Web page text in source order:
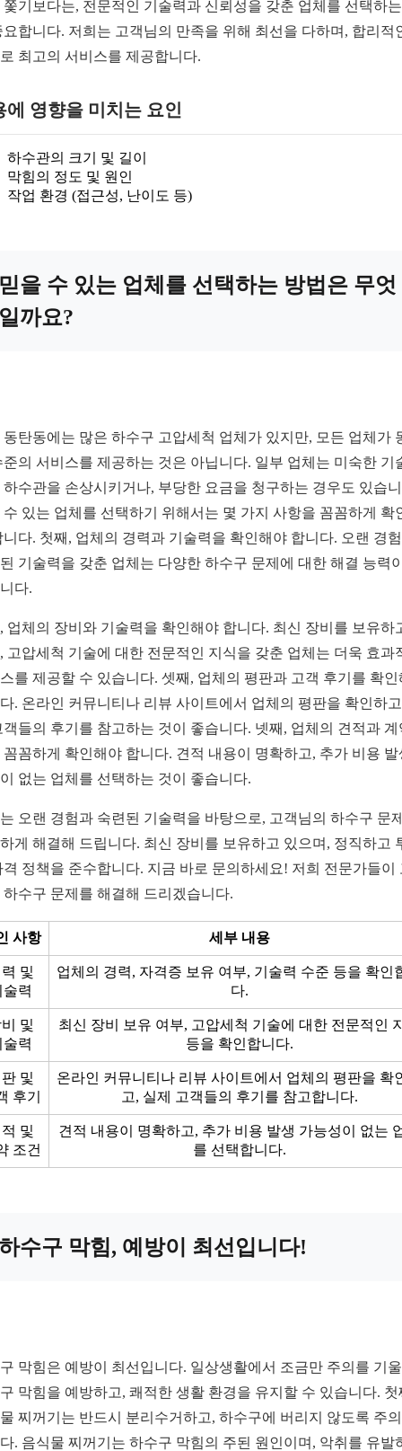
쫓기보다는, 전문적인 기술력과 신뢰성을 갖춘 업체를 선택하
요합니다. 저희는 고객님의 만족을 위해 최선을 다하며, 합리적
최고의 서비스를 제공합니다.
에 영향을 미치는 요인
하수관의 크기 및 길이
막힘의 정도 및 원인
작업 환경 (접근성, 난이도 등)
을 수 있는 업체를 선택하는 방법은 무엇
까요?
동탄동에는 많은 하수구 고압세척 업체가 있지만, 모든 업체가
준의 서비스를 제공하는 것은 아닙니다. 일부 업체는 미숙한 기
하수관을 손상시키거나, 부당한 요금을 청구하는 경우도 있습
수 있는 업체를 선택하기 위해서는 몇 가지 사항을 꼼꼼하게 확
니다. 첫째, 업체의 경력과 기술력을 확인해야 합니다. 오랜 경
기술력을 갖춘 업체는 다양한 하수구 문제에 대한 해결 능력
다.
업체의 장비와 기술력을 확인해야 합니다. 최신 장비를 보유하
고압세척 기술에 대한 전문적인 지식을 갖춘 업체는 더욱 효과
를 제공할 수 있습니다. 셋째, 업체의 평판과 고객 후기를 확인
. 온라인 커뮤니티나 리뷰 사이트에서 업체의 평판을 확인하
객들의 후기를 참고하는 것이 좋습니다. 넷째, 업체의 견적과 계
꼼꼼하게 확인해야 합니다. 견적 내용이 명확하고, 추가 비용 발
없는 업체를 선택하는 것이 좋습니다.
오랜 경험과 숙련된 기술력을 바탕으로, 고객님의 하수구 문
게 해결해 드립니다. 최신 장비를 보유하고 있으며, 정직하고
격 정책을 준수합니다. 지금 바로 문의하세요! 저희 전문가들이
하수구 문제를 해결해 드리겠습니다.
사항 세부 내용
및
술력
업체의 경력, 자격증 보유 여부, 기술력 수준 등을 확인
다.
및
술력
최신 장비 보유 여부, 고압세척 기술에 대한 전문적인
등을 확인합니다.
및
후기
온라인 커뮤니티나 리뷰 사이트에서 업체의 평판을 확
고, 실제 고객들의 후기를 참고합니다.
및
조건
견적 내용이 명확하고, 추가 비용 발생 가능성이 없는
를 선택합니다.
수구 막힘, 예방이 최선입니다!
막힘은 예방이 최선입니다. 일상생활에서 조금만 주의를 기
막힘을 예방하고, 쾌적한 생활 환경을 유지할 수 있습니다. 첫
찌꺼기는 반드시 분리수거하고, 하수구에 버리지 않도록 주
. 음식물 찌꺼기는 하수구 막힘의 주된 원인이며, 악취를 유발